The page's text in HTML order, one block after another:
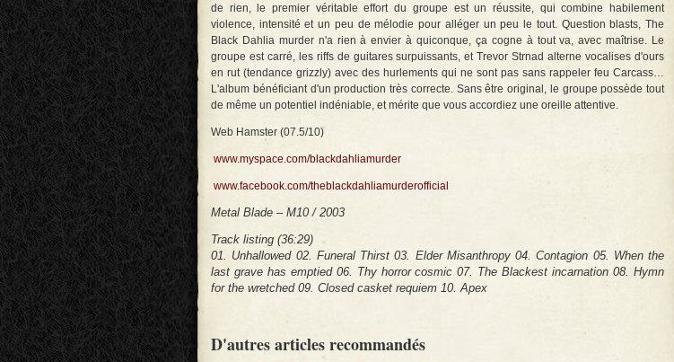
de rien, le premier véritable effort du groupe est un réussite, qui combine habilement
violence, intensité et un peu de mélodie pour alléger un peu le tout. Question blasts, The
Black Dahlia murder n'a rien à envier à quiconque, ça cogne à tout va, avec maîtrise. Le
groupe est carré, les riffs de guitares surpuissants, et Trevor Strnad alterne vocalises d'ours
en rut (tendance grizzly) avec des hurlements qui ne sont pas sans rappeler feu Carcass…
L'album bénéficiant d'un production très correcte. Sans être original, le groupe possède tout
de même un potentiel indéniable, et mérite que vous accordiez une oreille attentive.
Web Hamster (07.5/10)
www.myspace.com/blackdahliamurder
www.facebook.com/theblackdahliamurderofficial
Metal Blade – M10 / 2003
Track listing (36:29)
01. Unhallowed 02. Funeral Thirst 03. Elder Misanthropy 04. Contagion 05. When the
last grave has emptied 06. Thy horror cosmic 07. The Blackest incarnation 08. Hymn
for the wretched 09. Closed casket requiem 10. Apex
D'autres articles recommandés